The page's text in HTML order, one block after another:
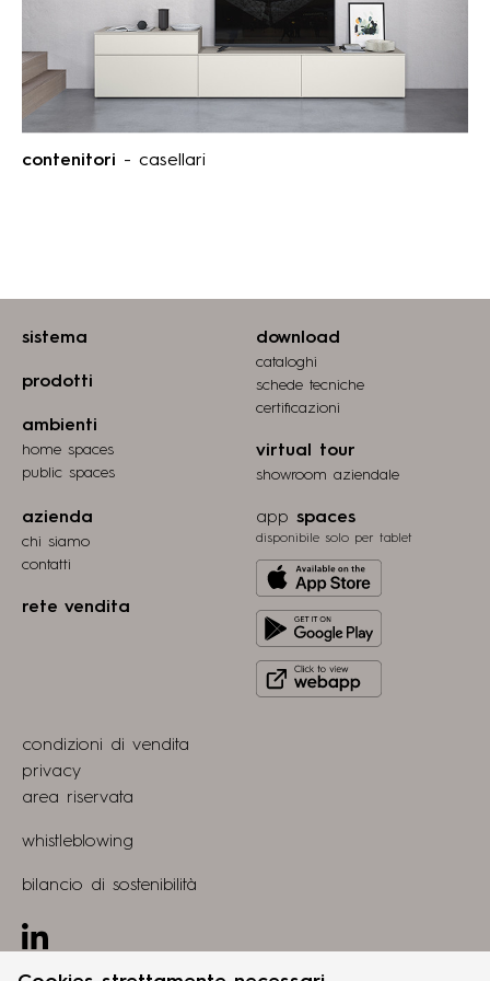
contenitori - casellari
sistema
prodotti
ambienti
home spaces
public spaces
download
cataloghi
schede tecniche
certiﬁcazioni
virtual tour
showroom aziendale
azienda
chi siamo
contatti
rete vendita
app spaces
disponibile solo per tablet
from
store
it
Play
to
condizioni di vendita
privacy
area riservata
whistleblowing
bilancio di sostenibilità
Linkedin